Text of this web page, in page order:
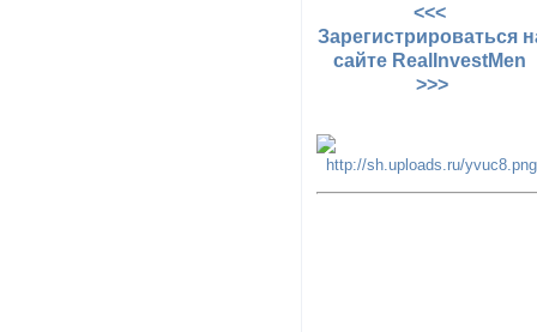
<<<
Зарегистрироваться
сайте RealInvestMen
>>>